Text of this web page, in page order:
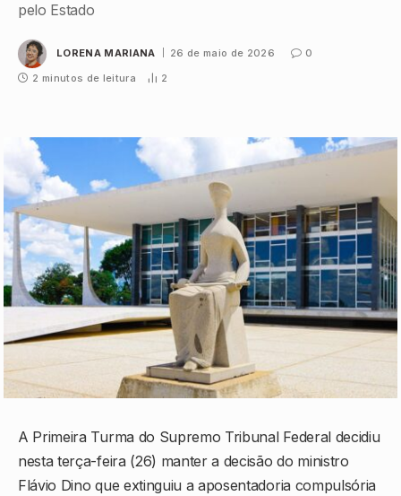
pelo Estado
LORENA MARIANA 26 de maio de 2026
0
2 minutos de leitura
2
A Primeira Turma do Supremo Tribunal Federaldecidiu
nesta terça-feira (26) manter a decisão do ministro
Flávio Dino que extinguiu a aposentadoria compulsória